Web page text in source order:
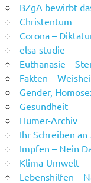
BZgA bewirbt
Christentum
Corona –
elsa-studie
Euthanasie –
Fakten –
Gender,
Gesundheit
Humer-Archiv
Ihr Schreiben an
Impfen – Nein
Klima-Umwelt
Lebenshilfen –